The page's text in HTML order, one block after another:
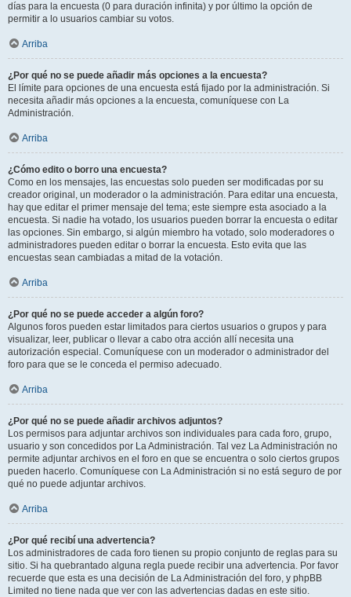
días para la encuesta (0 para duración infinita) y por último la opción de
permitir a lo usuarios cambiar su votos.
Arriba
¿Por qué no se puede añadir más opciones a la encuesta?
El límite para opciones de una encuesta está fijado por la administración. Si
necesita añadir más opciones a la encuesta, comuníquese con La
Administración.
Arriba
¿Cómo edito o borro una encuesta?
Como en los mensajes, las encuestas solo pueden ser modificadas por su
creador original, un moderador o la administración. Para editar una encuesta,
hay que editar el primer mensaje del tema; este siempre esta asociado a la
encuesta. Si nadie ha votado, los usuarios pueden borrar la encuesta o editar
las opciones. Sin embargo, si algún miembro ha votado, solo moderadores o
administradores pueden editar o borrar la encuesta. Esto evita que las
encuestas sean cambiadas a mitad de la votación.
Arriba
¿Por qué no se puede acceder a algún foro?
Algunos foros pueden estar limitados para ciertos usuarios o grupos y para
visualizar, leer, publicar o llevar a cabo otra acción allí necesita una
autorización especial. Comuníquese con un moderador o administrador del
foro para que se le conceda el permiso adecuado.
Arriba
¿Por qué no se puede añadir archivos adjuntos?
Los permisos para adjuntar archivos son individuales para cada foro, grupo,
usuario y son concedidos por La Administración. Tal vez La Administración no
permite adjuntar archivos en el foro en que se encuentra o solo ciertos grupos
pueden hacerlo. Comuníquese con La Administración si no está seguro de por
qué no puede adjuntar archivos.
Arriba
¿Por qué recibí una advertencia?
Los administradores de cada foro tienen su propio conjunto de reglas para su
sitio. Si ha quebrantado alguna regla puede recibir una advertencia. Por favor
recuerde que esta es una decisión de La Administración del foro, y phpBB
Limited no tiene nada que ver con las advertencias dadas en este sitio.